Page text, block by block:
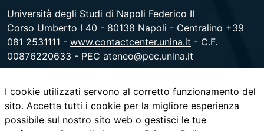
Università degli Studi di Napoli Federico II
Corso Umberto I 40 - 80138 Napoli - Centralino +39
081 2531111 - www.contactcenter.unina.it - C.F.
00876220633 - PEC ateneo@pec.unina.it
youtubeinstagramfacebook
twitter
I cookie utilizzati servono al corretto funzionamento del
sito. Accetta tutti i cookie per la migliore esperienza
possibile sul nostro sito web o gestisci le tue